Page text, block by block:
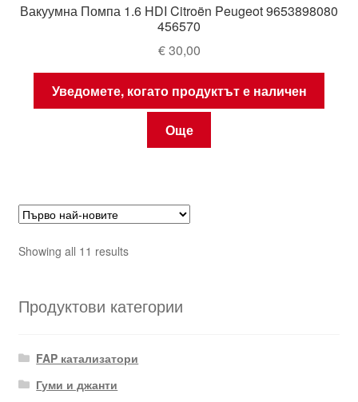
Вакуумна Помпа 1.6 HDI Citroën Peugeot 9653898080
456570
€30,00
Уведомете, когато продуктът е наличен
Още
Showing all 11 resultsSorted
Продуктови категории
FAP катализатори
Гуми и джанти